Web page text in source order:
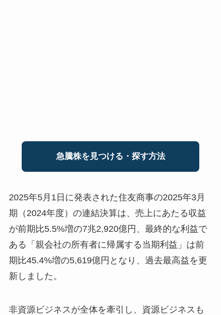
急騰株を見つける・探す方法
2025年5月1日に発表された住友商事の2025年3月
期（2024年度）の連結決算は、売上にあたる収益
が前期比5.5%増の7兆2,920億円、最終的な利益で
ある「親会社の所有者に帰属する当期利益」は前
期比45.4%増の5,619億円となり、過去最高益を更
新しました。
非資源ビジネスが全体を牽引し、資源ビジネスも